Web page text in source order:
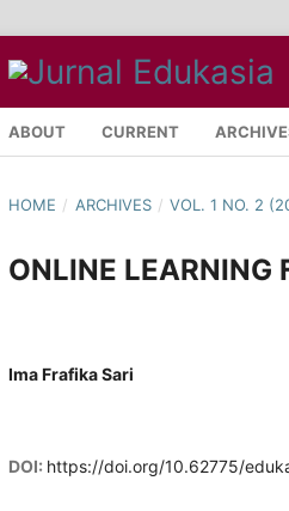
ABOUT CURRENT
HOME / ARCHIVES / VOL. 1 NO. 2
ONLINE LEARNING
Ima Frafika Sari
DOI: https://doi.org/10.62775/